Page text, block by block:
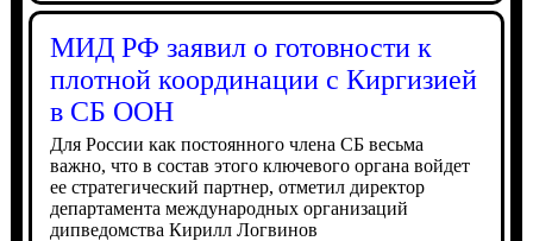
МИД РФ заявил о готовности к
плотной координации с Киргизией
в СБ ООН
Для России как постоянного члена СБ весьма
важно, что в состав этого ключевого органа войдет
ее стратегический партнер, отметил директор
департамента международных организаций
дипведомства Кирилл Логвинов